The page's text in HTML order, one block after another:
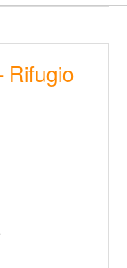
Rifugio